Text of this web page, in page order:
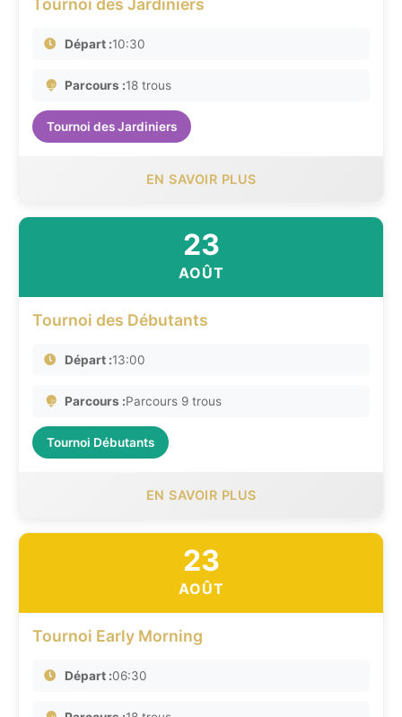
Tournoi des Jardiniers
Départ :10:30
Parcours :18 trous
Tournoi des Jardiniers
EN SAVOIR PLUS
23
AOÛT
Tournoi des Débutants
Départ :13:00
Parcours :Parcours 9 trous
Tournoi Débutants
EN SAVOIR PLUS
23
AOÛT
Tournoi Early Morning
Départ :06:30